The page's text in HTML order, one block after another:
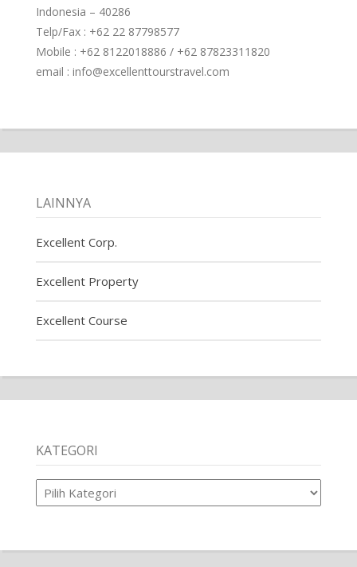
Indonesia – 40286
Telp/Fax : +62 22 87798577
Mobile : +62 8122018886 / +62 87823311820
email : info@excellenttourstravel.com
LAINNYA
Excellent Corp.
Excellent Property
Excellent Course
KATEGORI
Kategori